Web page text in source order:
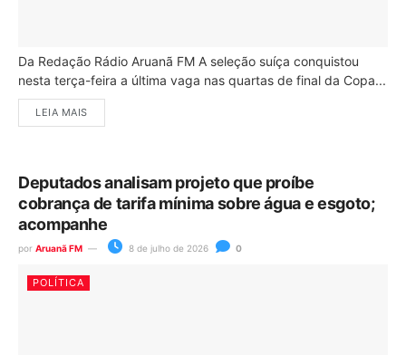
Da Redação Rádio Aruanã FM A seleção suíça conquistou
nesta terça-feira a última vaga nas quartas de final da Copa...
LEIA MAIS
Deputados analisam projeto que proíbe
cobrança de tarifa mínima sobre água e esgoto;
acompanhe
por Aruanã FM 8 de julho de 2026 0
POLÍTICA